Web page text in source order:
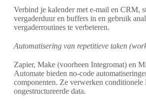
Verbind je kalender met e-mail en CRM,
vergaderduur en buffers in en gebruik
vergaderroutines te verbeteren.
Automatisering van repetitieve taken
Zapier, Make (voorheen Integromat) en
Automate bieden no-code
componenten. Ze verwerken conditionele
ongestructureerde data.